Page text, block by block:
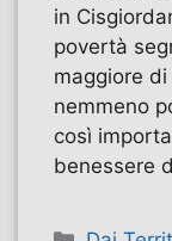
in
povertà
maggiore
nemmeno
così
benessere